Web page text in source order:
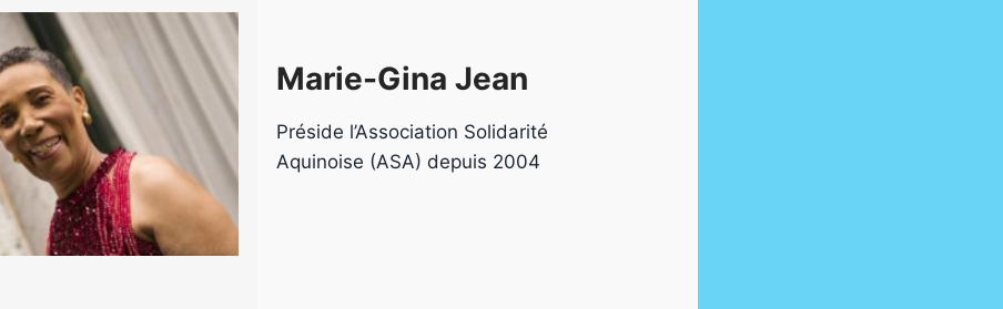
Marie-Gina Jean​
Préside l’Association Solidarité
Aquinoise (ASA) depuis 2004